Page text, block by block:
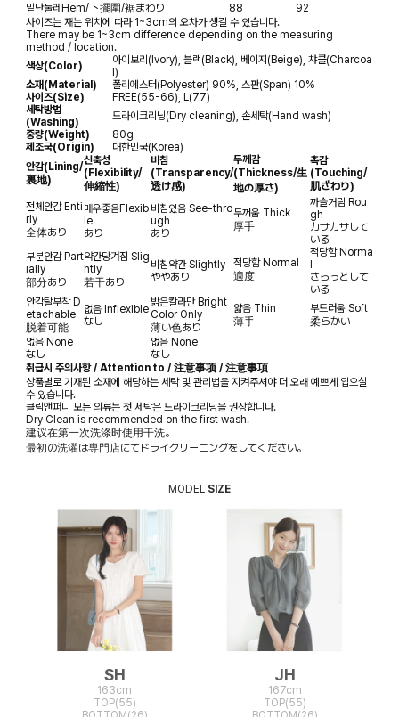
밑단둘레Hem/下擺圍/裾まわり 88
92
사이즈는 재는 위치에 따라 1~3cm의 오차가 생길 수 있습니다.
There may be 1~3cm difference depending on the measuring
method / location.
색상(Color)
아이보리(Ivory), 블랙(Black), 베이지(Beige), 챠콜(Charcoa
l)
소재(Material)
폴리에스터(Polyester) 90%, 스판(Span) 10%
사이즈(Size)
FREE(55-66), L(77)
세탁방법
(Washing)
드라이크리닝(Dry cleaning), 손세탁(Hand wash)
중량(Weight)
80g
제조국(Origin)
대한민국(Korea)
안감(Lining/
裏地)
신축성
(Flexibility/
伸縮性)
비침
(Transparency/
透け感)
두께감
(Thickness/生
地の厚さ)
촉감
(Touching/
肌ざわり)
전체안감 Enti
rly
全体あり
매우좋음Flexib
le
あり
비침있음 See-thro
ugh
あり
두꺼움 Thick
厚手
까슬거림 Rou
gh
カサカサして
いる
부분안감 Part
ially
部分あり
약간당겨짐 Slig
htly
若干あり
비침약간Slightly
ややあり
적당함 Normal
適度
적당함 Norma
l
さらっとして
いる
안감탈부착 D
etachable
脱着可能
없음 Inflexible
なし
밝은칼라만 Bright
Color Only
薄い色あり
얇음 Thin
薄手
부드러움 Soft
柔らかい
없음 None
なし
없음 None
なし
취급시 주의사항 / Attention to / 注意事项 / 注意事項
상품별로 기재된 소재에 해당하는 세탁 및 관리법을 지켜주셔야 더 오래 예쁘게 입으실
수 있습니다.
클릭앤퍼니 모든 의류는 첫 세탁은 드라이크리닝을 권장합니다.
Dry Clean is recommended on the first wash.
建议在第一次洗涤时使用干洗。
最初の洗濯は専門店にてドライクリーニングをしてください。
MODEL SIZE
SH
163cm
TOP(55)
JH
167cm
TOP(55)